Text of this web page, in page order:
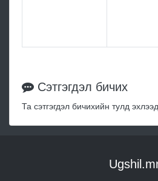
Сэтгэгдэл бичих
Та сэтгэгдэл бичихийн тулд эхлээд